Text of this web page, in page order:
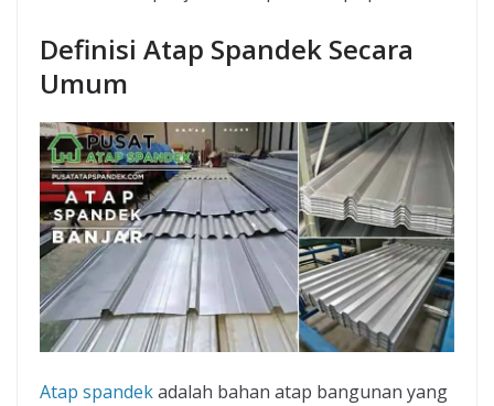
Definisi Atap Spandek Secara
Umum
Atap spandekadalah bahan atap bangunan yang